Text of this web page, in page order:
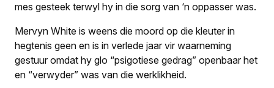
mes gesteek terwyl hy in die sorg van ‘n oppasser was.
Mervyn White is weens die moord op die kleuter in
hegtenis geen en is in verlede jaar vir waarneming
gestuur omdat hy glo “psigotiese gedrag” openbaar het
en “verwyder” was van die werklikheid.